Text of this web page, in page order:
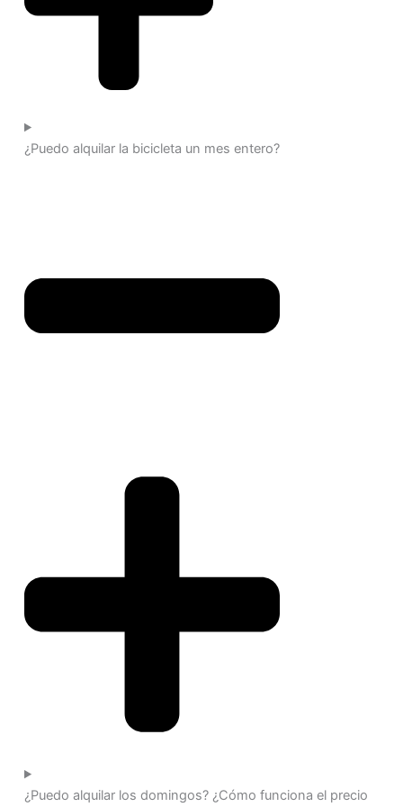
¿Puedo alquilar la bicicleta un mes entero?
¿Puedo alquilar los domingos? ¿Cómo funciona el precio